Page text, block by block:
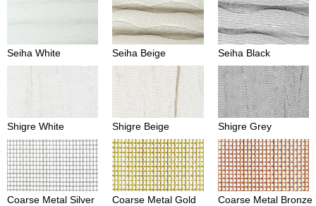
Seiha White Seiha Beige Seiha Black
Shigre White Shigre Beige Shigre Grey
Coarse Metal Silver Coarse Metal Gold Coarse Metal Bronze